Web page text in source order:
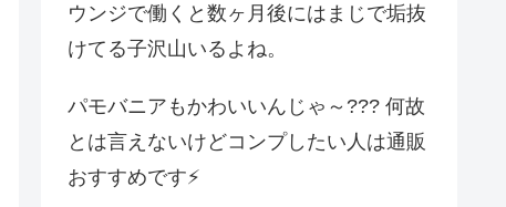
ウンジで働くと数ヶ月後にはまじで垢抜
けてる子沢山いるよね。
パモバニアもかわいいんじゃ～??? 何故
とは言えないけどコンプしたい人は通販
おすすめです⚡️